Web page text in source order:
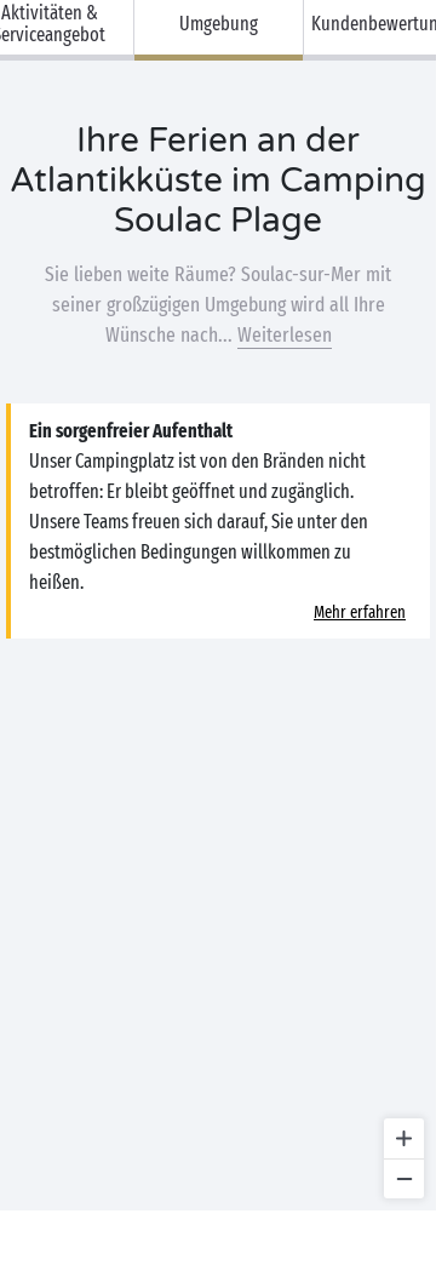
Aktivitäten &
Umgebung
Ihre Ferien an der
Atlantikküste im Camping
Soulac Plage
Sie lieben weite Räume? Soulac-sur-Mer mit
seiner großzügigen Umgebung wird all Ihre
Wünsche nach... Weiterlesen
Ein sorgenfreier Aufenthalt
Unser Campingplatz ist von den Bränden nicht
betroffen: Er bleibt geöffnet und zugänglich.
Unsere Teams freuen sich darauf, Sie unter den
bestmöglichen Bedingungen willkommen zu
heißen.
Mehr erfahren